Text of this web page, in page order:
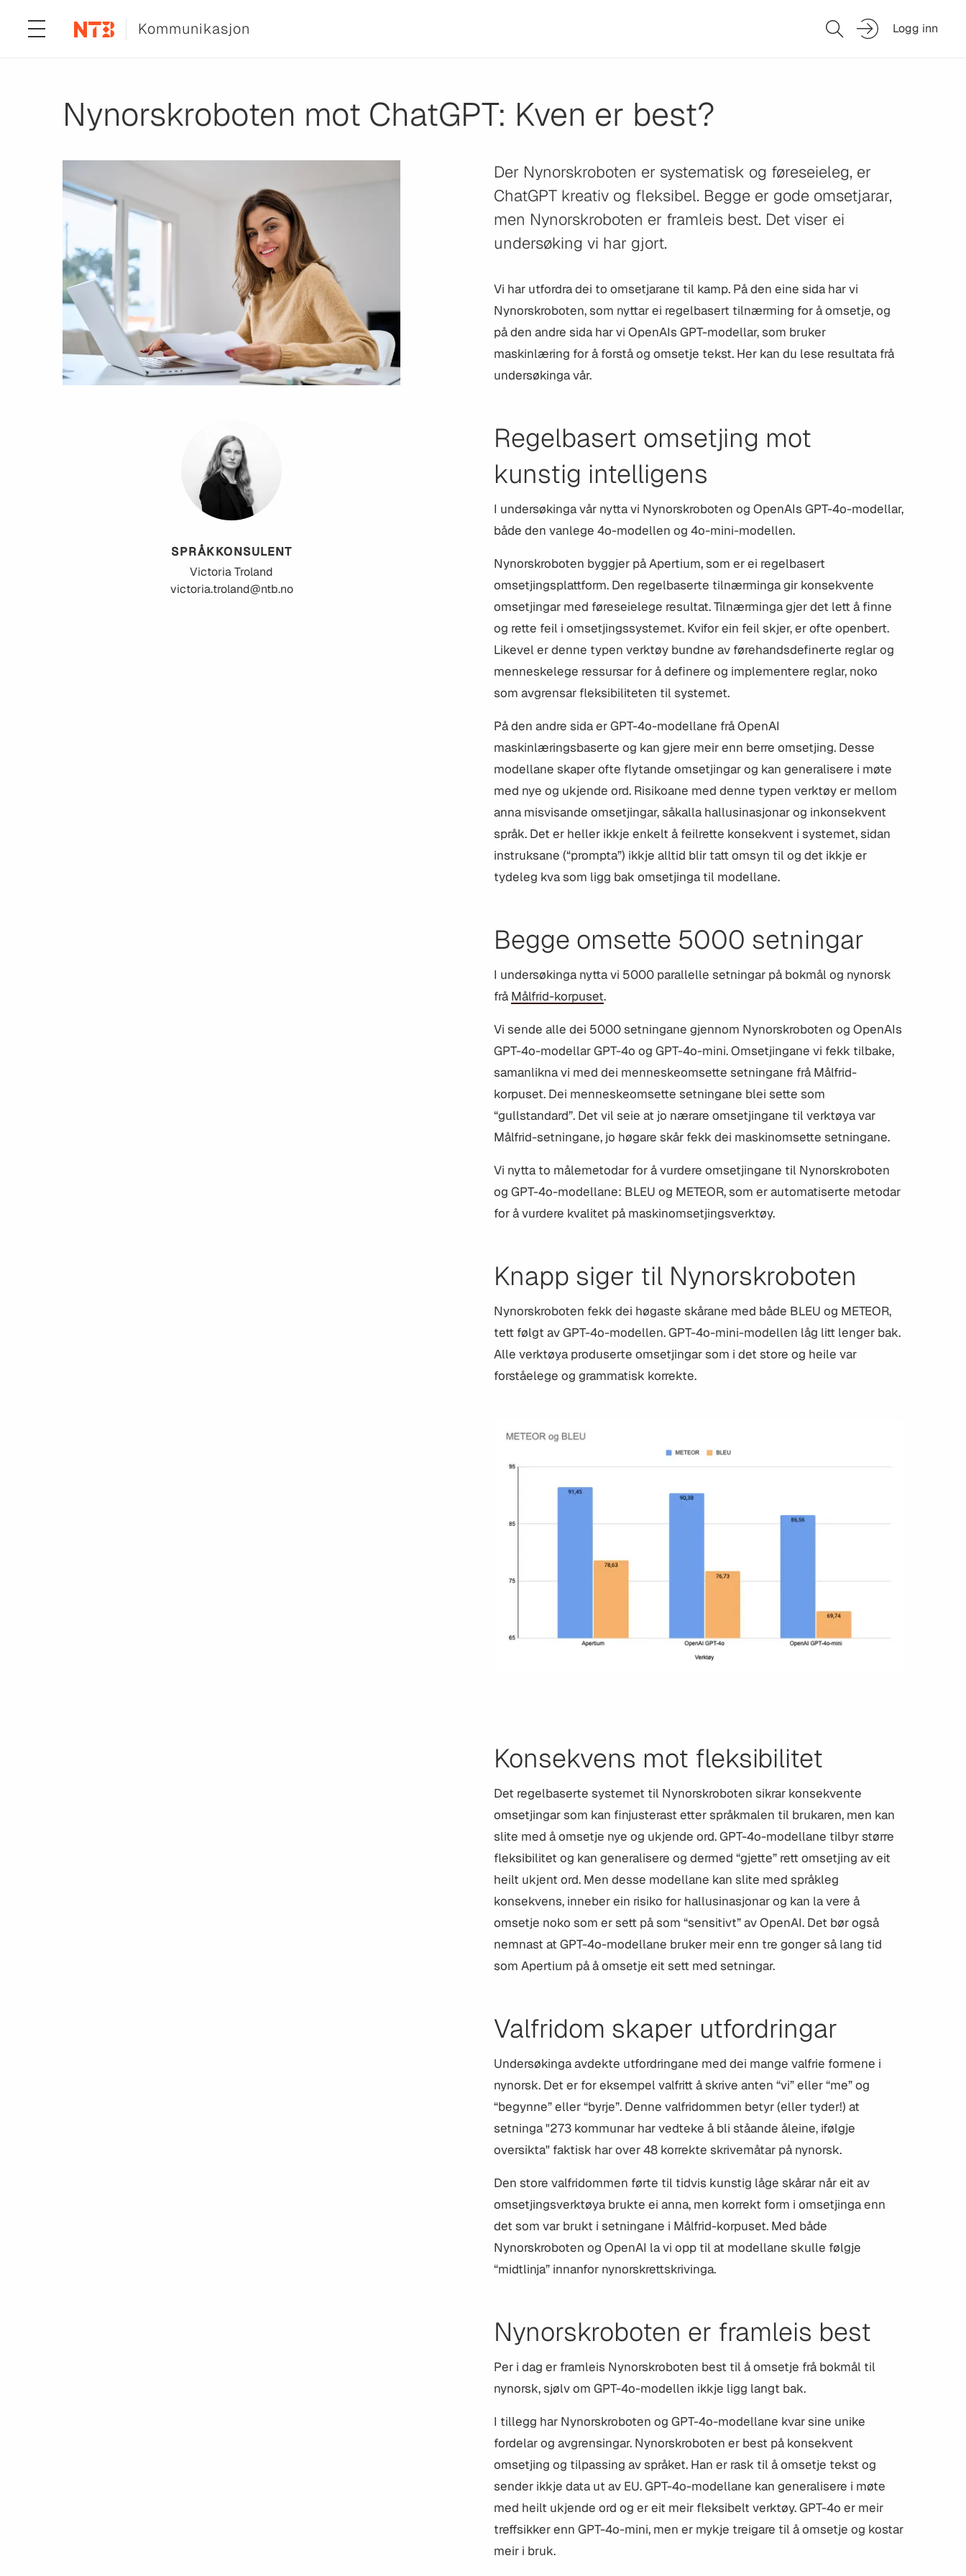
Kommunikasjon Logg inn
Nynorskroboten mot ChatGPT: Kven er best?
SPRÅKKONSULENT
VictoriaTroland
victoria.troland@ntb.no
Der Nynorskroboten er systematisk og føreseieleg, er
ChatGPT kreativ og fleksibel. Begge er gode omsetjarar,
men Nynorskroboten er framleis best. Det viser ei
undersøking vi har gjort.
Vi har utfordra dei to omsetjarane til kamp. På den eine sida har vi
Nynorskroboten, som nyttar ei regelbasert tilnærming for å omsetje, og
på den andre sida har vi OpenAIs GPT-modellar, som bruker
maskinlæring for å forstå og omsetje tekst. Her kan du lese resultata frå
undersøkinga vår.
Regelbasert omsetjing mot
kunstig intelligens
I undersøkinga vår nytta vi Nynorskroboten og OpenAIs GPT-4o-modellar,
både den vanlege 4o-modellen og 4o-mini-modellen.
Nynorskroboten byggjer på Apertium, som er ei regelbasert
omsetjingsplattform. Den regelbaserte tilnærminga gir konsekvente
omsetjingar med føreseielege resultat. Tilnærminga gjer det lett å finne
og rette feil i omsetjingssystemet. Kvifor ein feil skjer, er ofte openbert.
Likevel er denne typen verktøy bundne av førehandsdefinerte reglar og
menneskelege ressursar for å definere og implementere reglar, noko
som avgrensar fleksibiliteten til systemet.
På den andre sida er GPT-4o-modellane frå OpenAI
maskinlæringsbaserte og kan gjere meir enn berre omsetjing. Desse
modellane skaper ofte flytande omsetjingar og kan generalisere i møte
med nye og ukjende ord. Risikoane med denne typen verktøy er mellom
anna misvisande omsetjingar, såkalla hallusinasjonar og inkonsekvent
språk. Det er heller ikkje enkelt å feilrette konsekvent i systemet, sidan
instruksane (“prompta”) ikkje alltid blir tatt omsyn til og det ikkje er
tydeleg kva som ligg bak omsetjinga til modellane.
Begge omsette 5000 setningar
I undersøkinga nytta vi 5000 parallelle setningar på bokmål og nynorsk
frå Målfrid-korpuset.
Vi sende alle dei 5000 setningane gjennom Nynorskroboten og OpenAIs
GPT-4o-modellar GPT-4o og GPT-4o-mini. Omsetjingane vi fekk tilbake,
samanlikna vi med dei menneskeomsette setningane frå Målfrid-
korpuset. Dei menneskeomsette setningane blei sette som
“gullstandard”. Det vil seie at jo nærare omsetjingane til verktøya var
Målfrid-setningane, jo høgare skår fekk dei maskinomsette setningane.
Vi nytta to målemetodar for å vurdere omsetjingane til Nynorskroboten
og GPT-4o-modellane: BLEU og METEOR, som er automatiserte metodar
for å vurdere kvalitet på maskinomsetjingsverktøy.
Knapp siger til Nynorskroboten
Nynorskroboten fekk dei høgaste skårane med både BLEU og METEOR,
tett følgt av GPT-4o-modellen. GPT-4o-mini-modellen låg litt lenger bak.
Alle verktøya produserte omsetjingar som i det store og heile var
forståelege og grammatisk korrekte.
Konsekvens mot fleksibilitet
Det regelbaserte systemet til Nynorskroboten sikrar konsekvente
omsetjingar som kan finjusterast etter språkmalen til brukaren, men kan
slite med å omsetje nye og ukjende ord. GPT-4o-modellane tilbyr større
fleksibilitet og kan generalisere og dermed “gjette” rett omsetjing av eit
heilt ukjent ord. Men desse modellane kan slite med språkleg
konsekvens, inneber ein risiko for hallusinasjonar og kan la vere å
omsetje noko som er sett på som “sensitivt” av OpenAI. Det bør også
nemnast at GPT-4o-modellane bruker meir enn tre gonger så lang tid
som Apertium på å omsetje eit sett med setningar.
Valfridom skaper utfordringar
Undersøkingaavdekte utfordringane med dei mange valfrie formene i
nynorsk. Det er for eksempel valfritt å skrive anten “vi” eller “me” og
“begynne” eller “byrje”. Denne valfridommen betyr (eller tyder!) at
setninga "273 kommunar har vedteke å bli ståande åleine, ifølgje
oversikta" faktisk har over 48 korrekte skrivemåtar på nynorsk.
Den store valfridommen førte til tidvis kunstig låge skårar når eit av
omsetjingsverktøya brukte ei anna, men korrekt form i omsetjinga enn
det som var brukt i setningane i Målfrid-korpuset. Med både
Nynorskroboten og OpenAI la vi opp til at modellane skulle følgje
“midtlinja” innanfor nynorskrettskrivinga.
Nynorskroboten er framleis best
Per i dag er framleis Nynorskroboten best til å omsetje frå bokmål til
nynorsk, sjølv om GPT-4o-modellen ikkje ligg langt bak.
I tillegg har Nynorskroboten og GPT-4o-modellane kvar sine unike
fordelar og avgrensingar. Nynorskroboten er best på konsekvent
omsetjing og tilpassing av språket. Han er rask til å omsetje tekst og
sender ikkje data ut av EU. GPT-4o-modellane kan generalisere i møte
med heilt ukjende ord og er eit meir fleksibelt verktøy. GPT-4o er meir
treffsikker enn GPT-4o-mini, men er mykje treigare til å omsetje og kostar
meir i bruk.